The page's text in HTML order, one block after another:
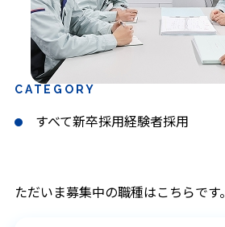
仕事を知る
事業フィールド
活躍できる部門と仕事
身につくスキル
プロジェクト紹介
CATEGORY
すべて新卒採用経験者採用
ただいま募集中の職種はこちらです。